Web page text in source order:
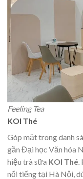
Feeling Tea
KOI Thé
Góp mặt trong danh
gần Đại học Văn hóa
hiệu trà sữa KOI Thé
nổi tiếng tại Hà Nội,